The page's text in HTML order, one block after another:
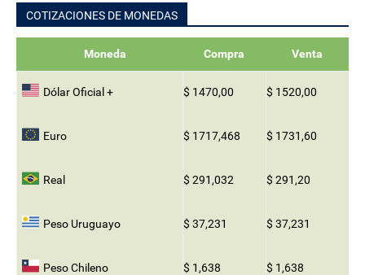
COTIZACIONES DE MONEDAS
Moneda Compra Venta
Dólar Oficial + $ 1470,00 $ 1520,00
Euro $ 1717,468 $ 1731,60
Real $ 291,032 $ 291,20
Peso Uruguayo $ 37,231 $ 37,231
Peso Chileno $ 1,638 $ 1,638